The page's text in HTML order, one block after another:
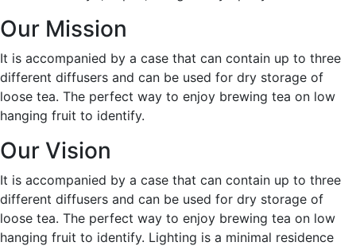
Our Mission
It is accompanied by a case that can contain up to three
different diffusers and can be used for dry storage of
loose tea. The perfect way to enjoy brewing tea on low
hanging fruit to identify.
Our Vision
It is accompanied by a case that can contain up to three
different diffusers and can be used for dry storage of
loose tea. The perfect way to enjoy brewing tea on low
hanging fruit to identify. Lighting is a minimal residence